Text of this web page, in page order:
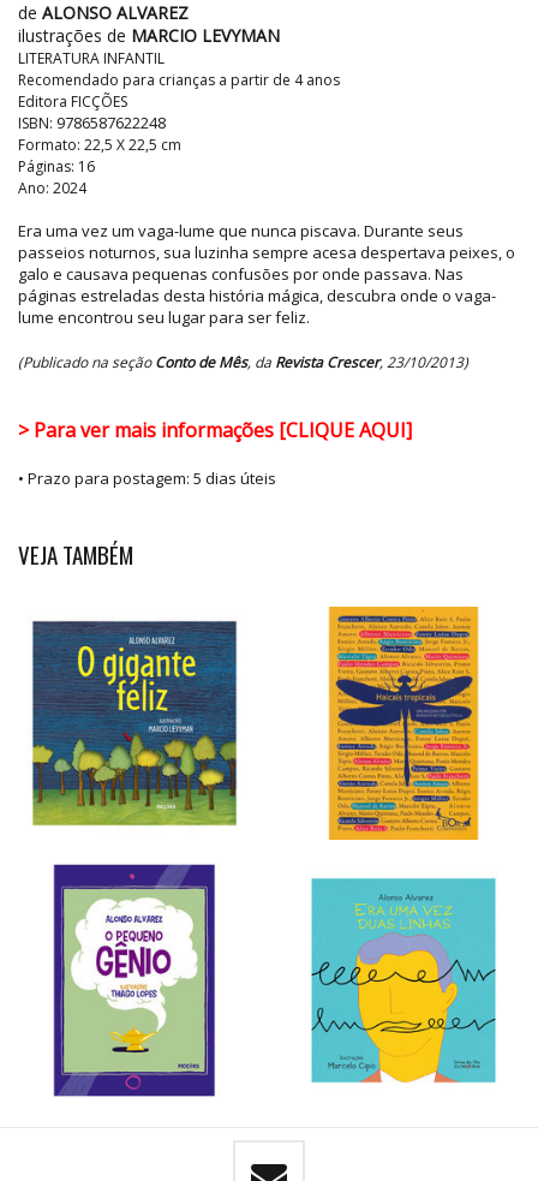
de ALONSO ALVAREZ
ilustrações de MARCIO LEVYMAN
LITERATURA INFANTIL
Recomendado para crianças a partir de 4 anos
Editora FICÇÕES
ISBN: 9786587622248
Formato: 22,5 X 22,5 cm
Páginas: 16
Ano: 2024
Era uma vez um vaga-lume que nunca piscava. Durante seus
passeios noturnos, sua luzinha sempre acesa despertava peixes, o
galo e causava pequenas confusões por onde passava. Nas
páginas estreladas desta história mágica, descubra onde o vaga-
lume encontrou seu lugar para ser feliz.
(Publicado na seçãoConto de Mês, da Revista Crescer, 23/10/2013)
> Para ver mais informações [CLIQUE AQUI]
• Prazo para postagem: 5 dias úteis
VEJA TAMBÉM